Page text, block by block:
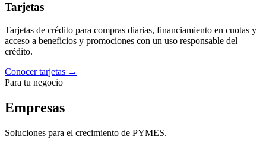
Tarjetas
Tarjetas de crédito para compras diarias, financiamiento en cuotas y
acceso a beneficios y promociones con un uso responsable del
crédito.
Conocer tarjetas →
Para tu negocio
Empresas
Soluciones para el crecimiento de PYMES.